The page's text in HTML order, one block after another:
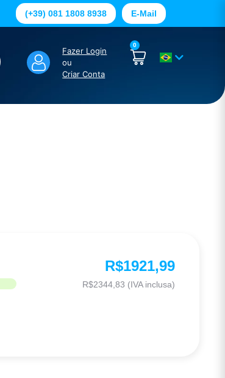
(+39) 081 1808 8938 E-Mail
Fazer Login
ou
Criar Conta
0
R$1921,99
R$2344,83 (IVA inclusa)